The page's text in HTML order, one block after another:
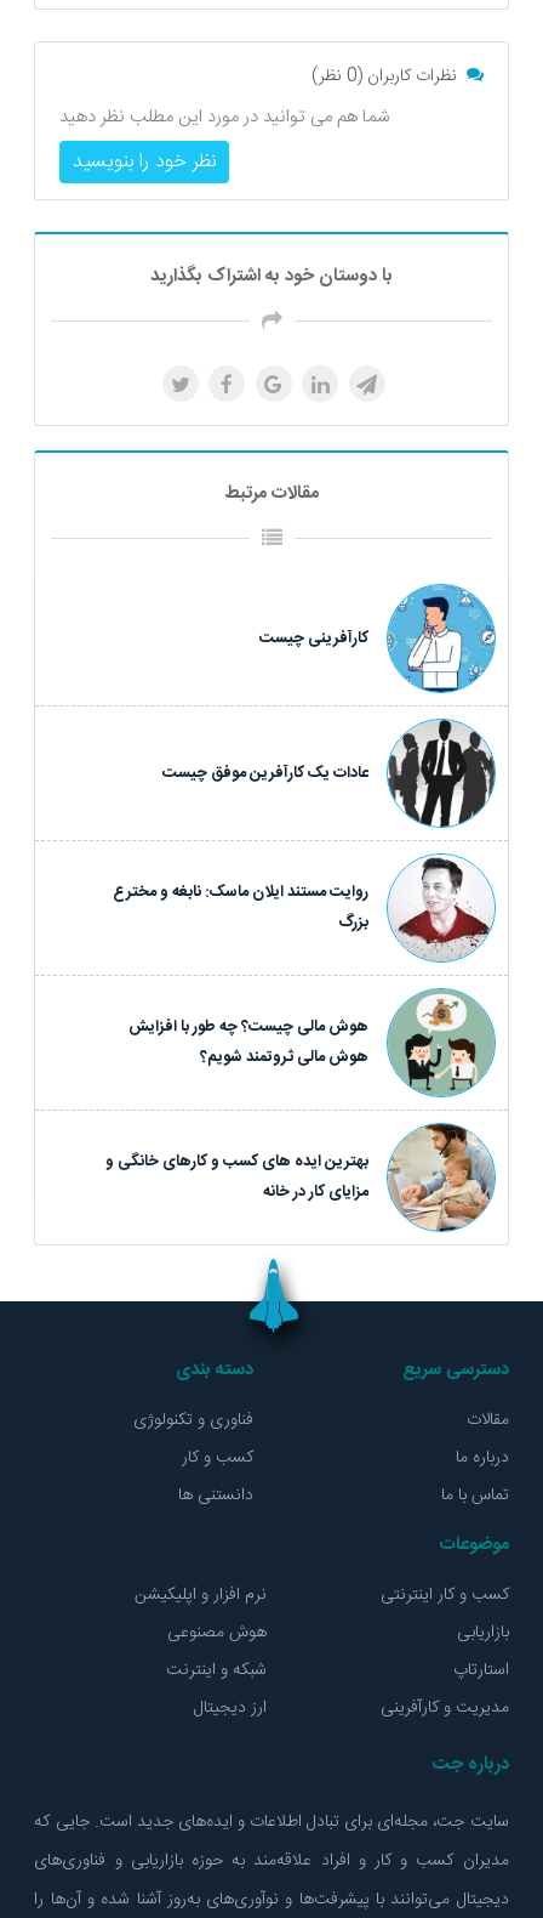
نظرات کاربران (0 نظر)
شما هم می توانید در مورد این مطلب نظر دهید
نظر خود را بنویسید
با دوستان خود به اشتراک بگذارید
مقالات مرتبط
کارآفرینی چیست
عادات یک کارآفرین موفق چیست
روایت مستند ایلان ماسک: نابغه و مخترع
بزرگ
هوش مالی چیست؟ چه طور با افزایش
هوش مالی ثروتمند شویم؟
بهترین ایده های کسب و کارهای خانگی و
مزایای کار در خانه
دسترسی سریع
مقالات
درباره ما
تماس با ما
دسته بندی
فناوری و تکنولوژی
کسب و کار
دانستنی ها
موضوعات
کسب و کار اینترنتی
بازاریابی
استارتاپ
مدیریت و کارآفرینی
نرم افزار و اپلیکیشن
هوش مصنوعی
شبکه و اینترنت
ارز دیجیتال
درباره جت
سایت جت، مجله‌ای برای تبادل اطلاعات و ایده‌های جدید است. جایی که
مدیران کسب و کار و افراد علاقه‌مند به حوزه بازاریابی و فناوری‌های
دیجیتال می‌توانند با پیشرفت‌ها و نوآوری‌های به‌روز آشنا شده و آن‌ها را